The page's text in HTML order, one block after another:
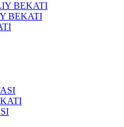
BEKATI
BEKATI